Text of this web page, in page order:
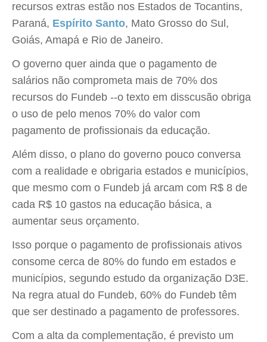
recursos extras estão nos Estados de Tocantins,
Paraná, Espírito Santo, Mato Grosso do Sul,
Goiás, Amapá e Rio de Janeiro.
O governo quer ainda que o pagamento de
salários não comprometa mais de 70% dos
recursos do Fundeb --o texto em disscusão obriga
o uso de pelo menos 70% do valor com
pagamento de profissionais da educação.
Além disso, o plano do governo pouco conversa
com a realidade e obrigaria estados e municípios,
que mesmo com o Fundeb já arcam com R$ 8 de
cada R$ 10 gastos na educação básica, a
aumentar seus orçamento.
Isso porque o pagamento de profissionais ativos
consome cerca de 80% do fundo em estados e
municípios, segundo estudo da organização D3E.
Na regra atual do Fundeb, 60% do Fundeb têm
que ser destinado a pagamento de professores.
Com a alta da complementação, é previsto um